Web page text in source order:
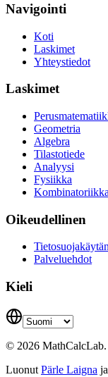
Navigointi
Koti
Laskimet
Yhteystiedot
Laskimet
Geometria
Algebra
Tilastotiede
Analyysi
Fysiikka
Kombinatoriikka
Oikeudellinen
Palveluehdot
Kieli
© 2026
Luonut Pärle Laigna